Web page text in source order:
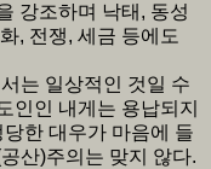
강조하며 낙태, 동성
, 전쟁, 세금 등에도
는 일상적인 것일 수
인인 내게는 용납되지
한 대우가 마음에 들
산)주의는 맞지 않다.